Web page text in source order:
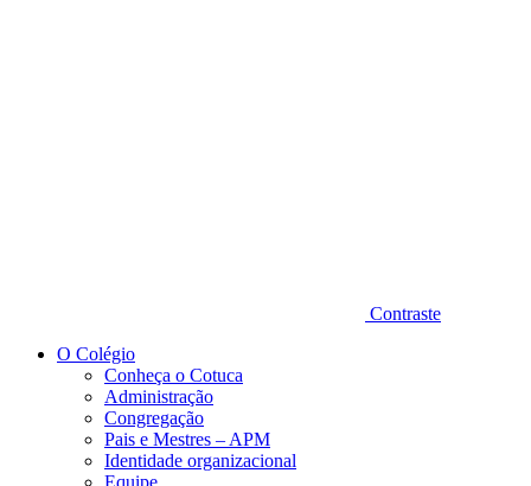
Contraste
O Colégio
Conheça o Cotuca
Administração
Congregação
Pais e Mestres – APM
Identidade organizacional
Equipe